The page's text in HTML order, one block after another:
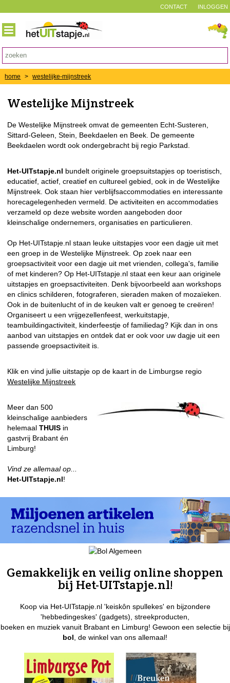
INLOGGEN
CONTACT
home > westelijke-mijnstreek
Westelijke Mijnstreek
De Westelijke Mijnstreek omvat de gemeenten Echt-Susteren,
Sittard-Geleen, Stein, Beekdaelen en Beek. De gemeente
Beekdaelen wordt ook ondergebracht bij regio Parkstad.
Het-UITstapje.nl bundelt originele groepsuitstapjes op toeristisch,
educatief, actief, creatief en cultureel gebied, ook in de Westelijke
Mijnstreek. Ook staan hier verblijfsaccommodaties en interessante
horecagelegenheden vermeld. De activiteiten en accommodaties
verzameld op deze website worden aangeboden door
kleinschalige ondernemers, organisaties en particulieren.
Op Het-UITstapje.nl staan leuke uitstapjes voor een dagje uit met
een groep in de Westelijke Mijnstreek. Op zoek naar een
groepsactiviteit voor een dagje uit met vrienden, collega's, familie
of met kinderen? Op Het-UITstapje.nl staat een keur aan originele
uitstapjes en groepsactiviteiten. Denk bijvoorbeeld aan workshops
en clinics schilderen, fotograferen, sieraden maken of mozaïeken.
Ook in de buitenlucht of in de keuken valt er genoeg te creëren!
Organiseert u een vrijgezellenfeest, werkuitstapje,
teambuildingactiviteit, kinderfeestje of familiedag? Kijk dan in ons
aanbod van uitstapjes en ontdek dat er ook voor uw dagje uit een
passende groepsactiviteit is.
Klik en vind jullie uitstapje op de kaart in de Limburgse regio
Westelijke Mijnstreek
Meer dan 500
kleinschalige aanbieders
helemaalTHUIS in
gastvrij Brabant én
Limburg!
Vind ze allemaal op...
Het-UITstapje.nl!
Gemakkelijk en veilig online shoppen
bij Het-UITstapje.nl!
Koop via Het-UITstapje.nl 'keiskôn spullekes' en bijzondere
'hebbedingeskes' (gadgets), streekproducten,
boeken en muziek vanuit Brabant en Limburg! Gewoon een selectie bij
bol , de winkel van ons allemaal!